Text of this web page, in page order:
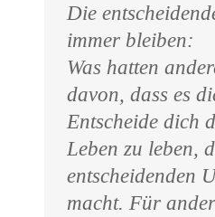
Die
immer bleiben:
Was hatten
davon, dass es
Entscheide dich
Leben zu leben,
entscheidenden
macht. Für